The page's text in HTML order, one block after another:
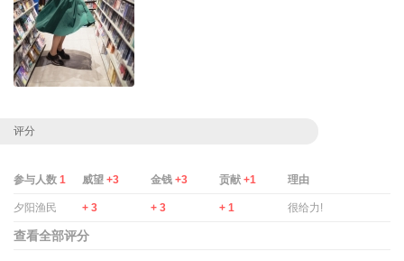
评分
参与人数 1 威望 +3 金钱 +3 贡献 +1 理由
夕阳渔民 + 3 + 3 + 1 很给力!
查看全部评分